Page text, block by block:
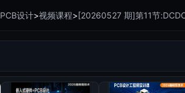
PCB设计>视频课程>